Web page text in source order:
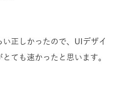
正しかったので、UIデザイ
ても速かったと思います。